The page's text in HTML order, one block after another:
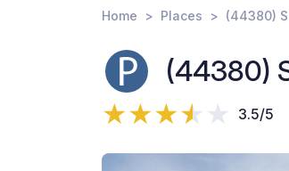
Home Places (44380)
(44380)
3.5/5